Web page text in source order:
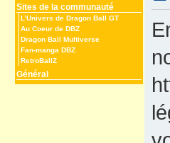
Sites de la communauté
L’Univers de Dragon Ball GT
Au Coeur de DBZ
Dragon Ball Multiverse
Fan-manga DBZ
RetroBallZ
Général